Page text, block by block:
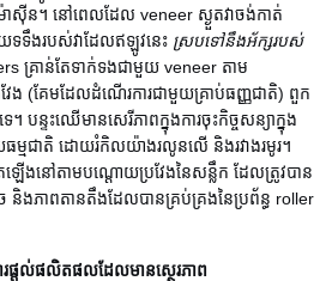
ាស៊ីន។ នៅពេលដែល veneer ស្ងួតវាចង់កាត់
ទទឹងរបស់វាដែលឥឡូវនេះ ស្របទៅនឹងអ័ក្សរបស់
គ្រាន់តែទាក់ទងជាមួយ veneer តាម
ែង (គែមដែលដំណើរការជាមួយគ្រាប់ធញ្ញជាតិ) ពួក
។ បន្ទះឈើមានសេរីភាពក្នុងការចុះកិច្ចសន្យាក្នុង
មជាតិ ដោយរំកិលយ៉ាងរលូនលើ និងរវាងរមូរ។
ើងនៅតាមបណ្តោយប្រវែងនៃសន្លឹក ដែលត្រូវបាន
ងភាពតានតឹងដែលបានគ្រប់គ្រងនៃប្រព័ន្ធ roller
តល់ផលិតផលដែលមានស្ថេរភាព